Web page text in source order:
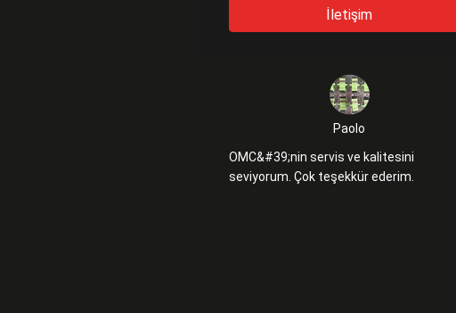
Paolo
OMC&#39;nin servis ve kalitesini
seviyorum. Çok teşekkür ederim.
İletişim